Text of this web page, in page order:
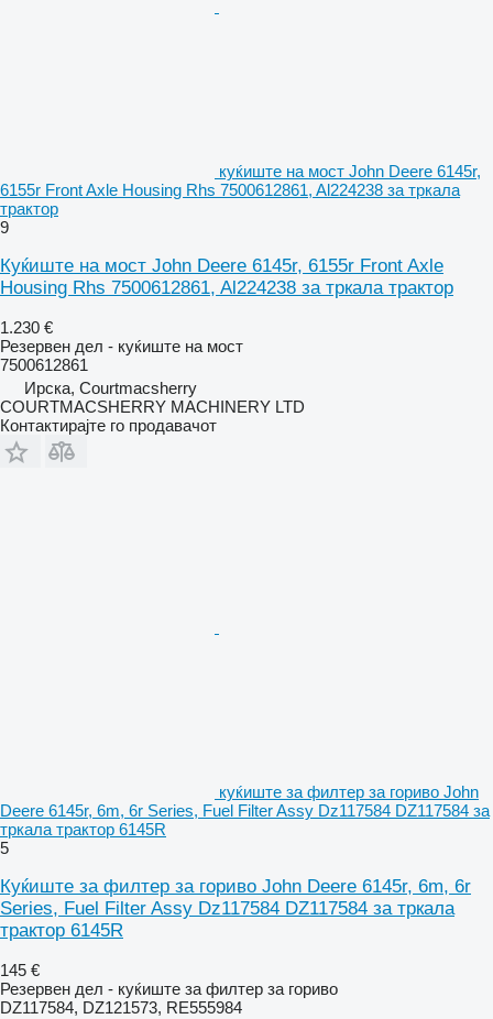
куќиште на мост John Deere 6145r,
6155r Front Axle Housing Rhs 7500612861, Al224238 за тркала
трактор
9
Куќиште на мост John Deere 6145r, 6155r Front Axle
Housing Rhs 7500612861, Al224238 за тркала трактор
1.230 €
Резервен дел - куќиште на мост
7500612861
Ирска, Courtmacsherry
COURTMACSHERRY MACHINERY LTD
Контактирајте го продавачот
куќиште за филтер за гориво John
Deere 6145r, 6m, 6r Series, Fuel Filter Assy Dz117584 DZ117584 за
тркала трактор 6145R
5
Куќиште за филтер за гориво John Deere 6145r, 6m, 6r
Series, Fuel Filter Assy Dz117584 DZ117584 за тркала
трактор 6145R
145 €
Резервен дел - куќиште за филтер за гориво
DZ117584, DZ121573, RE555984